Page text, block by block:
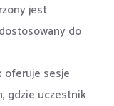
jest
do
oferuje sesje
gdzie uczestnik